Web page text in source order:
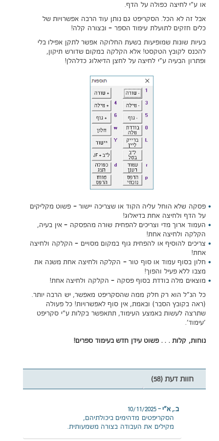
או ע"י לחיצה כפולה על הדף.
אבל זה לא הכל. הסקריפט גם נותן עוד הרבה אפשרויות של
כלים חזקים לתועלת עימוד הספר - ובצורה קלה!
בעיות שונות שמופיעות בשעת החלוקה אפשר לתקן אפילו בלי
להכנס לקובץ הטקסט! אלא הקלקה במקום שדורש תיקון,
ופתרון הבעיה ע"י לחיצה על לחצן הדיאלוג כדלהלן!
פסקה שלא הוחל עליה הקוד או שצריכה יישור - פשוט מקליקים
על הדף ולחיצה אחת בדיאלוג!
העמוד ארוך מדי וצריכים להפחית שורה מהפסקה - אין בעיה,
הקלקה ולחיצה אחת!
צריכים להוסיף או להפחית גוף במקום מסויים - הקלקה ולחיצה
אחת!
חלון בסוף עמוד או סוף טור - הקלקה ולחיצה אחת משנה את
מצבו ללא פעיל והפוך!
מוצאים מלה בודדת בסוף פסקה - הקלקה ולחיצה אחת!
כל הנ"ל הוא רק חלק ממה שהסקריפט מאפשר, יש הרבה יותר.
(ראה בקובץ הסבר) ובאמת, אין סוף לאפשרויות! כל פעולה
שתרצה לעשות באמצע העימוד, תתאפשר בקלות ע"י סקריפט
'עימוד'.
נוחות, קלות . . . פשוט עידן חדש בעימוד ספרים!
חוות דעת (58)
ב., א"י–
10/11/2025
הסקריפטים מדהימים ביכולתיהם,
מקילים את העבודה בצורה משמעותית.